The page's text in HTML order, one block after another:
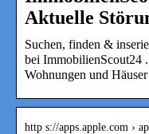
Aktuelle
Suchen, finden &
bei ImmobilienScout24
Wohnungen und
http s://apps.apple.com ›